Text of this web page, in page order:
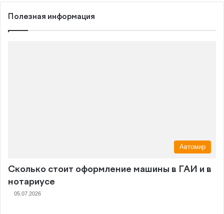
Полезная информация
Автомир
Сколько стоит оформление машины в ГАИ и в
нотариусе
05.07.2026